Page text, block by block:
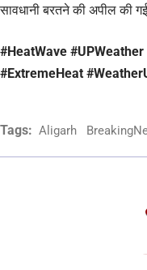
सावधानी बरतने की अपील की
#HeatWave
#ExtremeHeat
Tags: Aligarh